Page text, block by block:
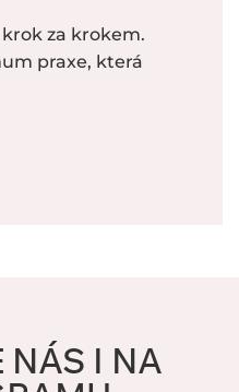
za krokem.
praxe, která
NÁS I NA